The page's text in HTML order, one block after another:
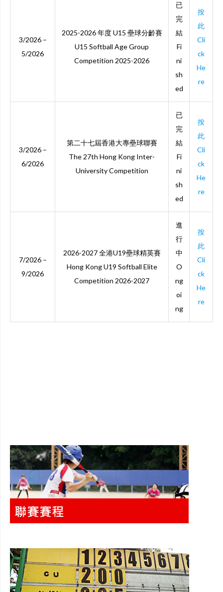
3/2026 –
5/2026
2025-2026 年度 U15 壘球分齡賽
U15 Softball Age Group
Competition 2025-2026
已
完
結
Fi
ni
sh
ed
按
此
Cli
ck
He
re
3/2026 –
6/2026
第二十七屆香港大專壘球聯賽
The 27th Hong Kong Inter-
University Competition
已
完
結
Fi
ni
sh
ed
按
此
Cli
ck
He
re
7/2026 –
9/2026
2026-2027 全港U19壘球精英賽
Hong Kong U19 Softball Elite
Competition 2026-2027
進
行
中
O
ng
oi
ng
按
此
Cli
ck
He
re